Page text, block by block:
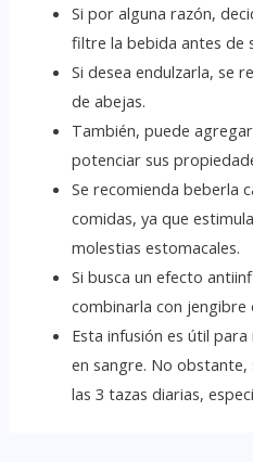
Si por alguna razón,
filtre la bebida antes de
Si desea endulzarla, se
de abejas.
También, puede
potenciar sus
Se recomienda beberla
comidas, ya que
molestias estomacales.
Si busca un efecto
combinarla con jengibre
Esta infusión es útil
en sangre. No
las 3 tazas diarias,